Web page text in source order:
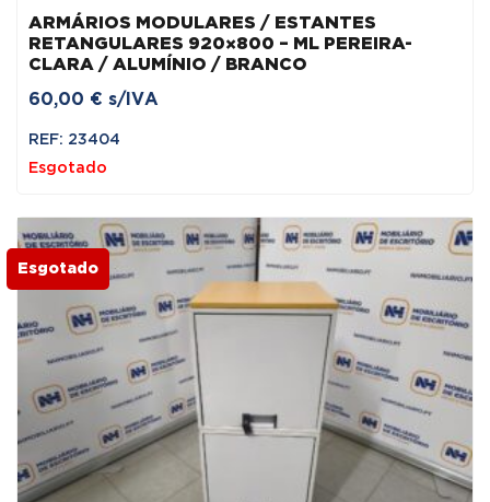
ARMÁRIOS MODULARES / ESTANTES
RETANGULARES 920×800 – ML PEREIRA-
CLARA / ALUMÍNIO / BRANCO
60,00 € s/IVA
REF: 23404
Esgotado
Esgotado